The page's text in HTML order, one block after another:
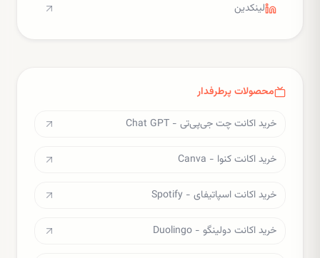
لینکدین
محصولات پرطرفدار
خرید اکانت چت جی‌پی‌تی - Chat GPT
خرید اکانت کنوا - Canva
خرید اکانت اسپاتیفای - Spotify
خرید اکانت دولینگو - Duolingo